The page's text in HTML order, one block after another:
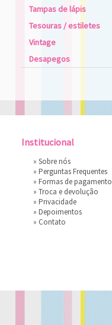
Tampas de lápis
Tesouras / estiletes
Vintage
Desapegos
Institucional
» Sobre nós
» Perguntas Frequentes
» Formas de pagamento
» Troca e devolução
» Privacidade
» Depoimentos
» Contato